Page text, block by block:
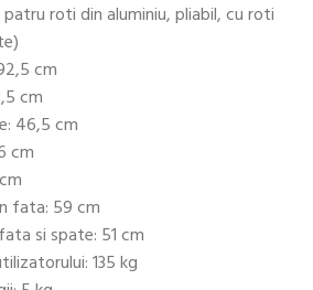
roti din aluminiu, pliabil, cu roti
cm
cm
46,5 cm
cm
fata: 59 cm
si spate: 51 cm
135 kg